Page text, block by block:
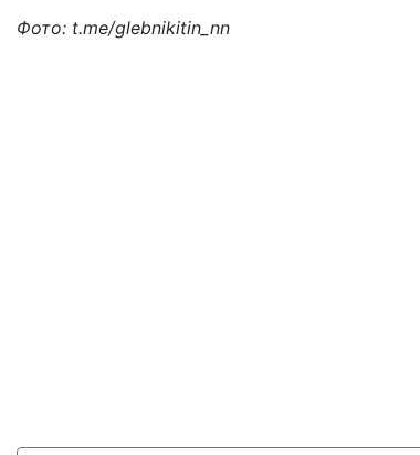
Фото: t.me/glebnikitin_nn